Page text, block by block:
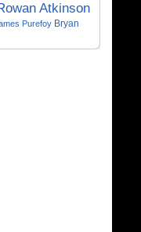
Atkinson
Purefoy Bryan